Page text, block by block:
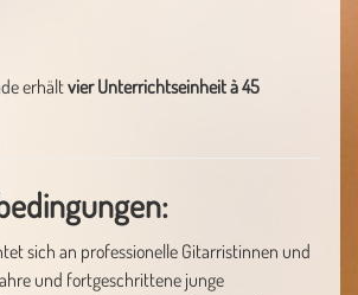
erhältvier Unterrichtseinheit à45
sich an professionelle Gitarristinnen und
und fortgeschrittene junge